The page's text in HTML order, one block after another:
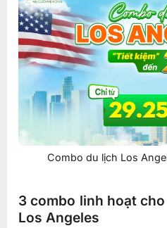
Combo du lịch Los
3 combo linh hoạt
Los Angeles